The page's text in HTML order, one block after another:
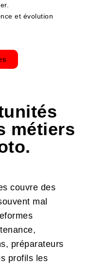
et évolution
métiers
couvre des
mal
préparateurs
profils les